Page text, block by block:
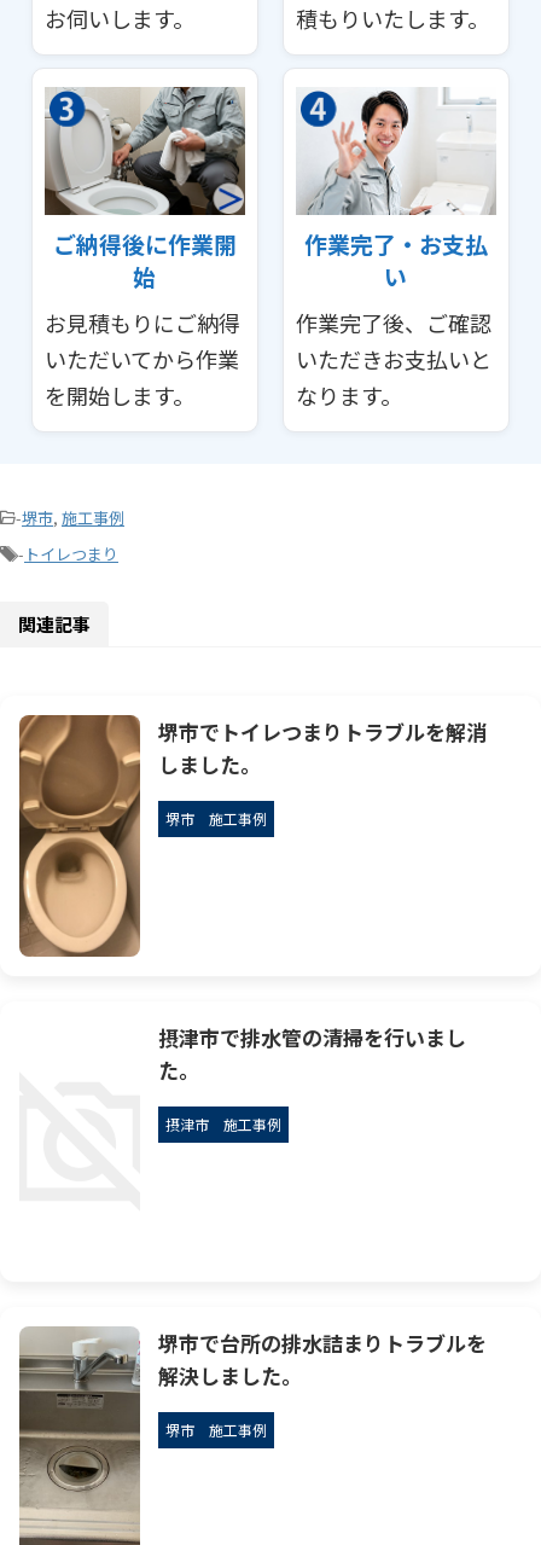
お伺いします。
積もりいたします。
ご納得後に作業開
始
お見積もりにご納得
いただいてから作業
を開始します。
作業完了・お支払
い
作業完了後、ご確認
いただきお支払いと
なります。
-堺市, 施工事例
- トイレつまり
関連記事
堺市でトイレつまりトラブルを解消
しました。
堺市 施工事例
摂津市で排水管の清掃を行いまし
た。
摂津市 施工事例
堺市で台所の排水詰まりトラブルを
解決しました。
堺市 施工事例